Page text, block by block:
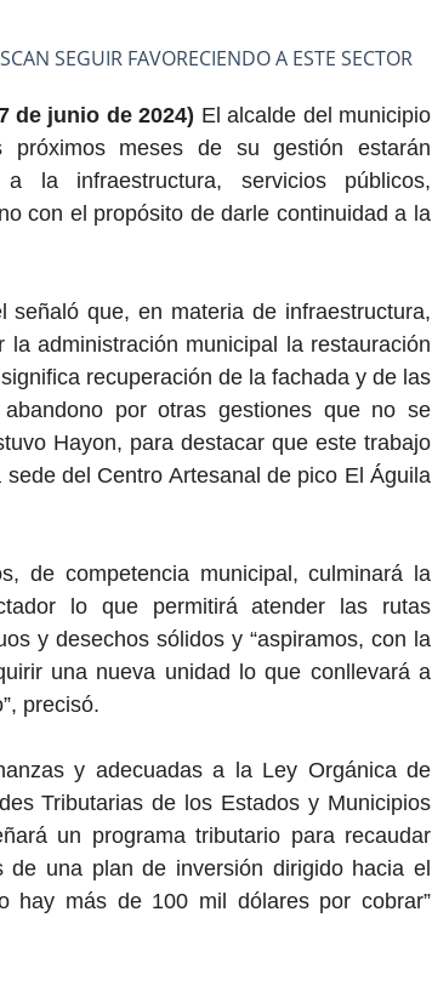
SEGUIR FAVORECIENDO A ESTE SECTOR
de junio de 2024) El alcalde del municipio
próximos meses de su gestión estarán
la infraestructura, servicios públicos,
con el propósito de darle continuidad a la
que, en materia de infraestructura,
administración municipal la restauración
recuperación de la fachada y de las
por otras gestiones que no se
Hayon, para destacar que este trabajo
del Centro Artesanal de pico El Águila
de competencia municipal, culminará la
lo que permitirá atender las rutas
y desechos sólidos y “aspiramos, con la
una nueva unidad lo que conllevará a
precisó.
y adecuadas a la Ley Orgánica de
Tributarias de los Estados y Municipios
un programa tributario para recaudar
una plan de inversión dirigido hacia el
hay más de 100 mil dólares por cobrar”